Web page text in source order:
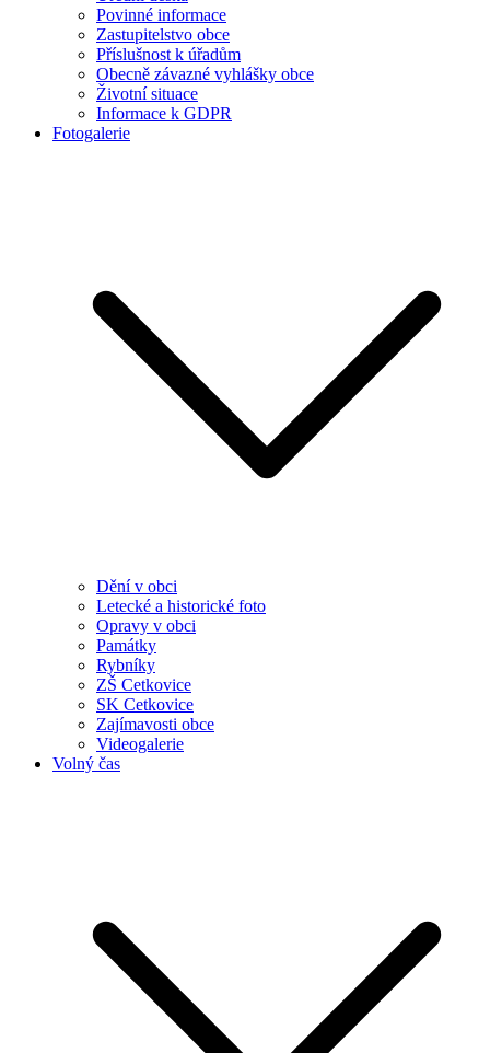
Povinné informace
Zastupitelstvo obce
Příslušnost k úřadům
Obecně závazné vyhlášky obce
Životní situace
Informace k GDPR
Fotogalerie
Dění v obci
Letecké a historické foto
Opravy v obci
Památky
Rybníky
ZŠ Cetkovice
SK Cetkovice
Zajímavosti obce
Videogalerie
Volný čas